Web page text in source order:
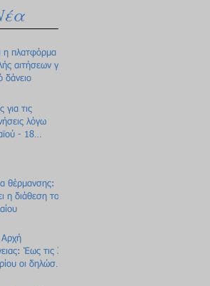
η πλατφόρμα
αιτήσεων για
δάνειο
για τις
λόγω
- 18
θέρμανσης:
η διάθεση του
Αρχή
Έως τις 31
οι δηλώσεις